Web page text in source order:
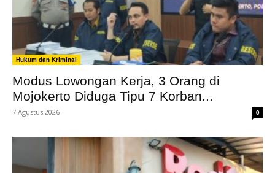
Hukum dan Kriminal
Modus Lowongan Kerja, 3 Orang di
Mojokerto Diduga Tipu 7 Korban...
7 Agustus 2026 0